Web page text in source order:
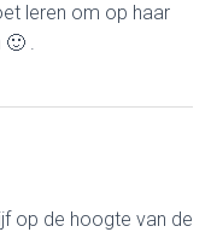
leren om op haar
🙂 .
op de hoogte van de